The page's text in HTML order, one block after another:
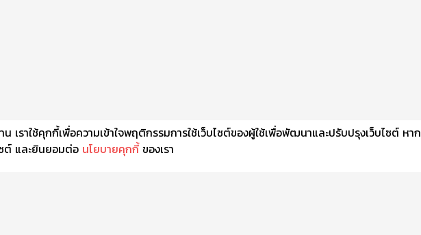
าใช้คุกกี้เพื่อความเข้าใจพฤติกรรมการใช้เว็บไซต์ของผู้ใช้เพื่อพัฒนาและปรับปรุงเว็บไซต์ หาก
ต์ และยินยอมต่อ นโยบายคุกกี้ของเรา